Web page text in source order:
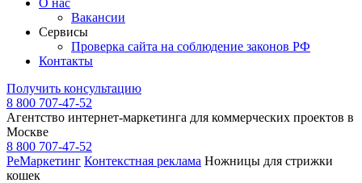
О нас
Вакансии
Сервисы
Проверка сайта на соблюдение законов РФ
Контакты
Получить консультацию
8 800 707-47-52
Агентство интернет-маркетинга для коммерческих проектов в
Москве
8 800 707-47-52
РеМаркетинг Контекстная реклама Ножницы для стрижки
кошек